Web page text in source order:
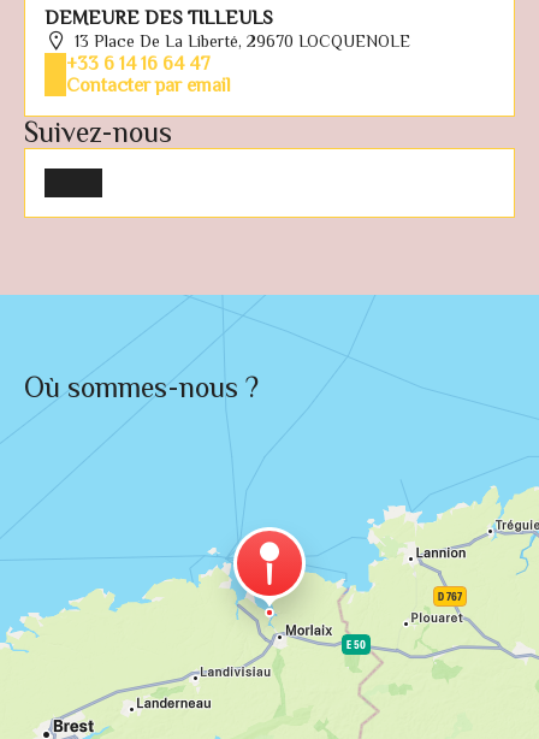
DEMEURE DES TILLEULS
13 Place De La Liberté, 29670 LOCQUENOLE
+33 6 14 16 64 47
Contacter par email
Suivez-nous
Où sommes-nous ?